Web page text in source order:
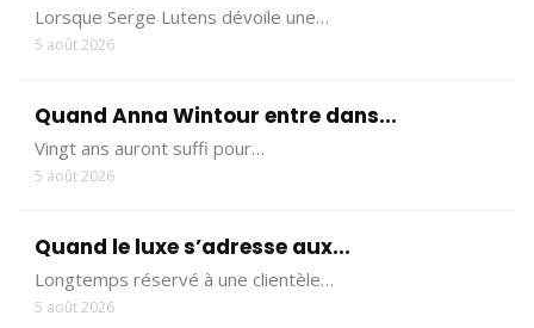
Lorsque Serge Lutens dévoile une…
5 août 2026
Quand Anna Wintour entre dans...
Vingt ans auront suffi pour…
5 août 2026
Quand le luxe s’adresse aux...
Longtemps réservé à une clientèle…
5 août 2026